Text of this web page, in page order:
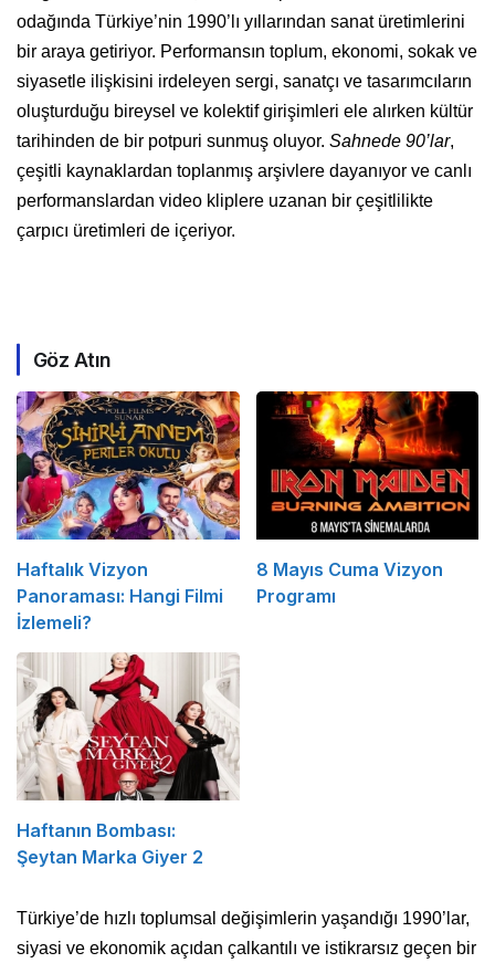
odağında Türkiye’nin 1990’lı yıllarından sanat üretimlerini
bir araya getiriyor. Performansın toplum, ekonomi, sokak ve
siyasetle ilişkisini irdeleyen sergi, sanatçı ve tasarımcıların
oluşturduğu bireysel ve kolektif girişimleri ele alırken kültür
tarihinden de bir potpuri sunmuş oluyor.Sahnede 90’lar,
çeşitli kaynaklardan toplanmış arşivlere dayanıyor ve canlı
performanslardan video kliplere uzanan bir çeşitlilikte
çarpıcı üretimleri de içeriyor.
Göz Atın
Haftalık Vizyon
Panoraması: Hangi Filmi
İzlemeli?
8 Mayıs Cuma Vizyon
Programı
Haftanın Bombası:
Şeytan Marka Giyer 2
Türkiye’de hızlı toplumsal değişimlerin yaşandığı 1990’lar,
siyasi ve ekonomik açıdan çalkantılı ve istikrarsız geçen bir